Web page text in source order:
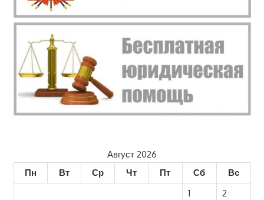
Август 2026
Пн
Вт Ср Чт Пт Сб
Вс
1
2